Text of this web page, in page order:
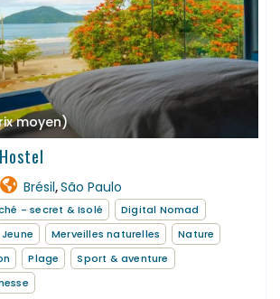
moyen)
Brésil,São Paulo
- secret & Isolé
Digital Nomad
Jeune Merveilles naturelles
Nature
Plage
Sport & aventure